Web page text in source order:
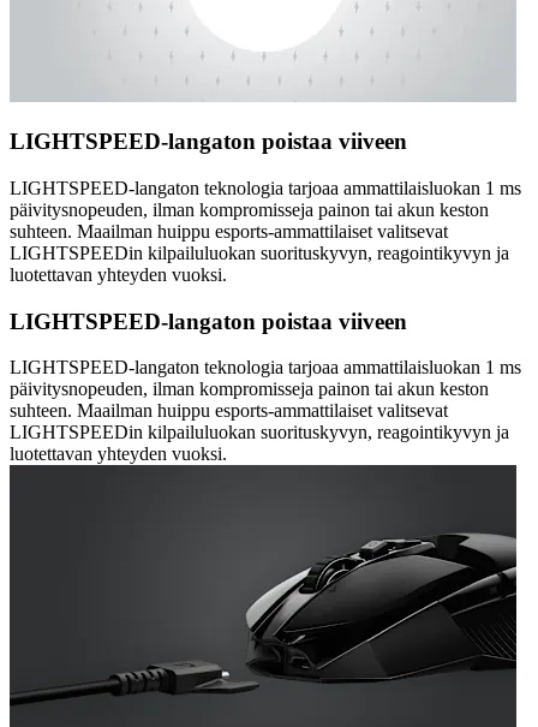
LIGHTSPEED-langaton poistaa viiveen
LIGHTSPEED-langaton teknologia tarjoaa ammattilaisluokan 1 ms
päivitysnopeuden, ilman kompromisseja painon tai akun keston
suhteen. Maailman huippu esports-ammattilaiset valitsevat
LIGHTSPEEDin kilpailuluokan suorituskyvyn, reagointikyvyn ja
luotettavan yhteyden vuoksi.
LIGHTSPEED-langaton poistaa viiveen
LIGHTSPEED-langaton teknologia tarjoaa ammattilaisluokan 1 ms
päivitysnopeuden, ilman kompromisseja painon tai akun keston
suhteen. Maailman huippu esports-ammattilaiset valitsevat
LIGHTSPEEDin kilpailuluokan suorituskyvyn, reagointikyvyn ja
luotettavan yhteyden vuoksi.